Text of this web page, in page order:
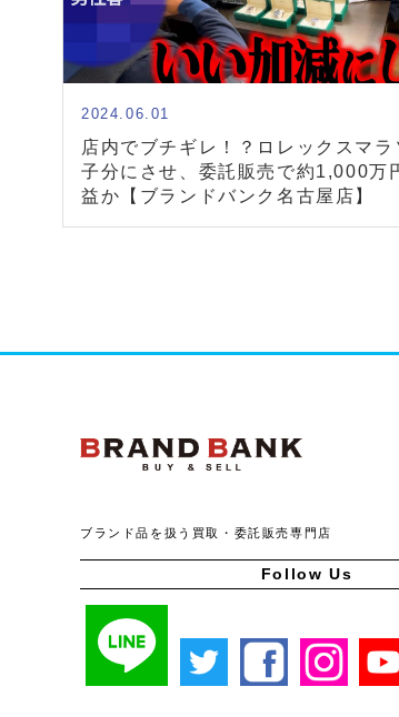
2024.06.01
店内でブチギレ！？ロレックスマラ
子分にさせ、委託販売で約1,000万
益か【ブランドバンク名古屋店】
ブランド品を扱う買取・委託販売専門店
Follow Us